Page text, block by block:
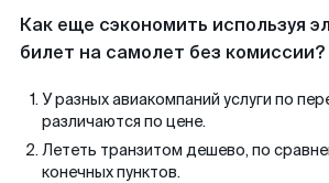
Как еще сэкономить используя
билет на самолет без комиссии?
У разных авиакомпаний услуги по
различаются по цене.
Лететь транзитом дешево, по
конечных пунктов.